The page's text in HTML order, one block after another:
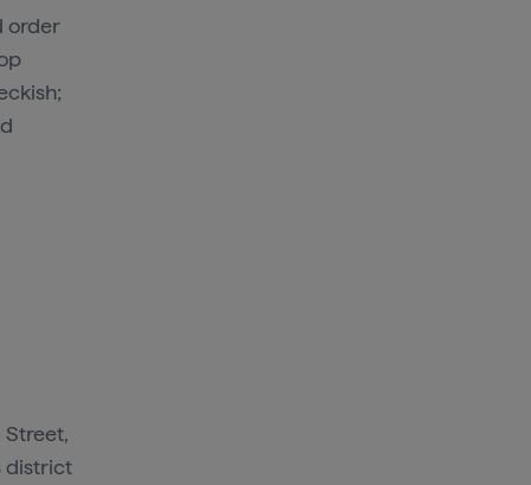
order
district